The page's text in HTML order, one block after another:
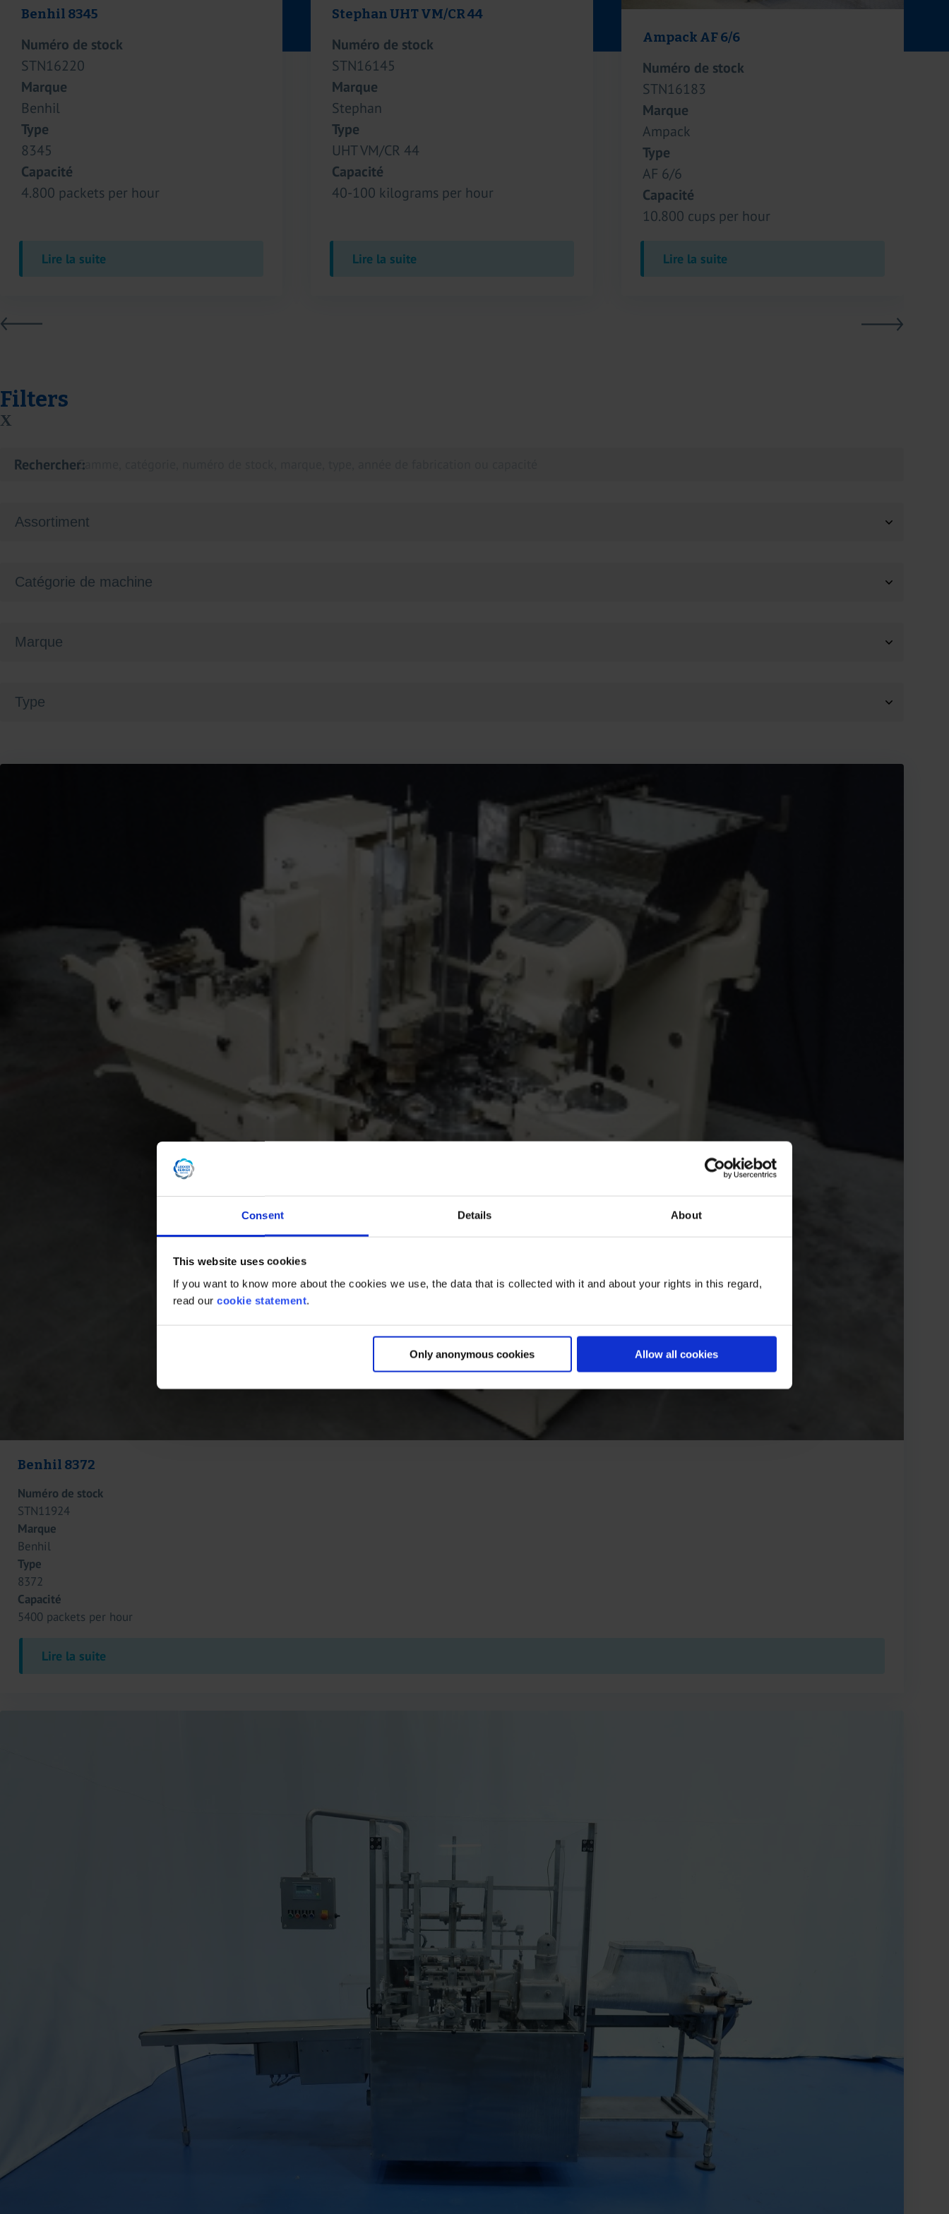
Consent Details About
This website uses cookies
If you want to know more about the cookies we use, the data that is collected with it and about your rights in this regard,
read our cookie statement.
Only anonymous cookies Allow all cookies
Westfalia C1000
Numéro de stock
STN16179
Marque
Westfalia
Type
C1000
Capacité
1.500 kilograms per hour
Lire la suite
Westfalia Separator AG RAPA 200
Numéro de stock
STN16180
Marque
Westfalia Separator AG
Type
RAPA 200
Capacité
30.000 liter per hour
Lire la suite
Henseller St. Gallen M 3200-5
Numéro de stock
STN15792
Marque
Henseller St. Gallen
Type
M 3200-5
Capacité
6 cheeses
Lire la suite
Filters
X
Benhil 8372
Numéro de stock
STN11924
Marque
Benhil
Type
8372
Capacité
5400 packets per hour
Lire la suite